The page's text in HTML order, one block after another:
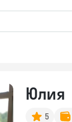
Юлия
5